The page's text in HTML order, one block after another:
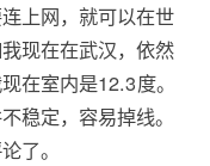
上网，就可以在世
现在在武汉，依然
在室内是12.3度。
稳定，容易掉线。
了。